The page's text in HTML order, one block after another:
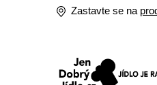
Zastavte se na